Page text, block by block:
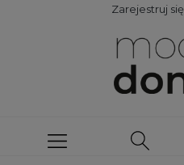
Zarejestruj się